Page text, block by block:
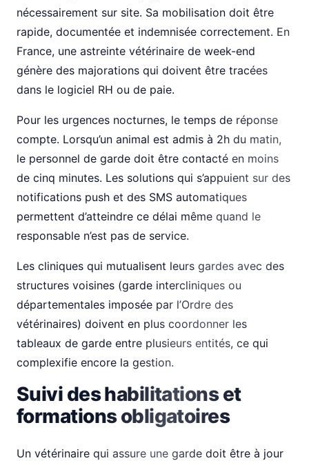
nécessairement sur site. Sa mobilisation doit être
rapide, documentée et indemnisée correctement. En
France, une astreinte vétérinaire de week-end
génère des majorations qui doivent être tracées
dans le logiciel RH ou de paie.
Pour les urgences nocturnes, le temps de réponse
compte. Lorsqu’un animal est admis à 2h du matin,
le personnel de garde doit être contacté en moins
de cinq minutes. Les solutions qui s’appuient sur des
notifications push et des SMS automatiques
permettent d’atteindre ce délai même quand le
responsable n’est pas de service.
Les cliniques qui mutualisent leurs gardes avec des
structures voisines (garde intercliniques ou
départementales imposée par l’Ordre des
vétérinaires) doivent en plus coordonner les
tableaux de garde entre plusieurs entités, ce qui
complexifie encore la gestion.
Suivi des habilitations et
formations obligatoires
Un vétérinaire qui assure une garde doit être à jour